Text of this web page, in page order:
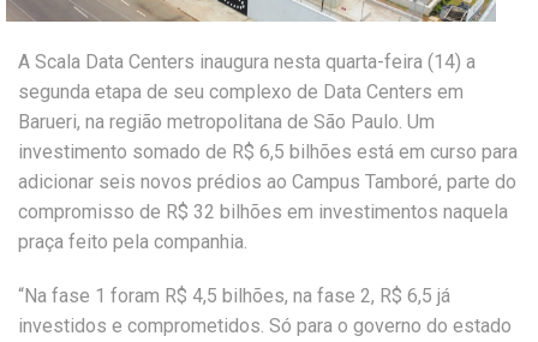
A Scala Data Centers inaugura nesta quarta-feira (14) a
segunda etapa de seu complexo de Data Centers em
Barueri, na região metropolitana de São Paulo. Um
investimento somado de R$ 6,5 bilhões está em curso para
adicionar seis novos prédios ao Campus Tamboré, parte do
compromisso de R$ 32 bilhões em investimentos naquela
praça feito pela companhia.
“Na fase 1 foram R$ 4,5 bilhões, na fase 2, R$ 6,5 já
investidos e comprometidos. Só para o governo do estado